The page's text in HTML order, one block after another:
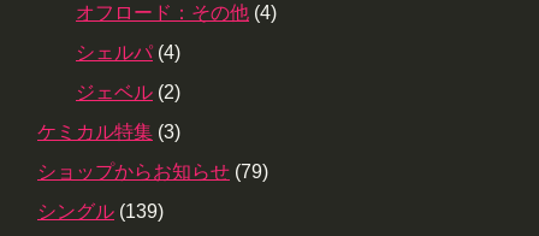
オフロード：その他 (4)
シェルパ (4)
ジェベル (2)
ケミカル特集 (3)
ショップからお知らせ (79)
シングル (139)